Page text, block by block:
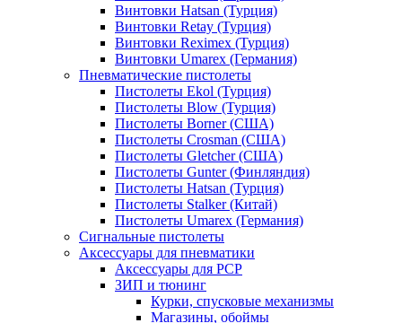
Винтовки Hatsan (Турция)
Винтовки Retay (Турция)
Винтовки Reximex (Турция)
Винтовки Umarex (Германия)
Пневматические пистолеты
Пистолеты Ekol (Турция)
Пистолеты Blow (Турция)
Пистолеты Borner (США)
Пистолеты Crosman (США)
Пистолеты Gletcher (США)
Пистолеты Gunter (Финляндия)
Пистолеты Hatsan (Турция)
Пистолеты Stalker (Китай)
Пистолеты Umarex (Германия)
Сигнальные пистолеты
Аксессуары для пневматики
Аксессуары для PCP
ЗИП и тюнинг
Курки, спусковые механизмы
Магазины, обоймы